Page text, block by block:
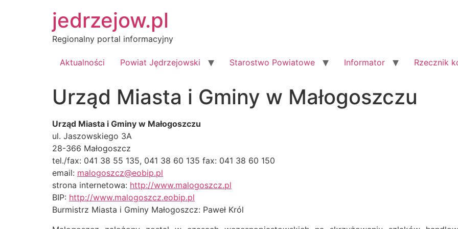
jedrzejow.pl
Regionalny portal informacyjny
Aktualności Powiat Jędrzejowski Starostwo Powiatowe Informator Rzecznik
Urząd Miasta i Gminy w Małogoszczu
Urząd Miasta i Gminy w Małogoszczu
ul. Jaszowskiego 3A
28-366 Małogoszcz
tel./fax: 041 38 55 135, 041 38 60 135 fax: 041 38 60 150
email: malogoszcz@eobip.pl
strona internetowa: http://www.malogoszcz.pl
BIP: http://www.malogoszcz.eobip.pl
Burmistrz Miasta i Gminy Małogoszcz: Paweł Król